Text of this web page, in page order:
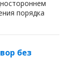
порядка
без